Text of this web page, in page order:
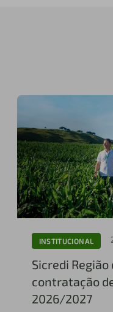
INSTITUCIONAL
Sicredi
contratação
2026/2027